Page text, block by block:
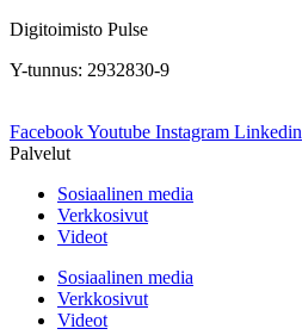
Digitoimisto Pulse
Y-tunnus: 2932830-9
FacebookYoutube Instagram Linkedin
Palvelut
Sosiaalinen media
Verkkosivut
Videot
Sosiaalinen media
Verkkosivut
Videot